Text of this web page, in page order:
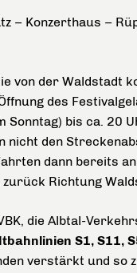
– Konzerthaus –
von der Waldstadt
des
Sonntag) bis ca. 20
nicht den
dann bereits
zurück Richtung
die Albtal-
S1, S11,
verstärkt und so